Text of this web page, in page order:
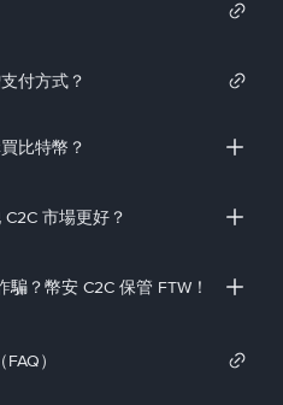
付方式？
比特幣？
市場更好？
？幣安 C2C 保管 FTW！
）